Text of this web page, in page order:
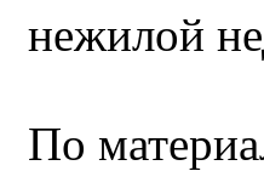
нежилой
По